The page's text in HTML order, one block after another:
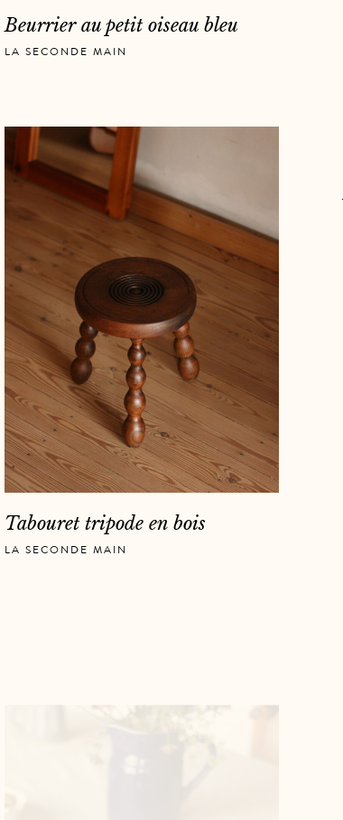
Beurrier au petit oiseau bleu
LA SECONDE MAIN
Tabouret tripode en bois
LA SECONDE MAIN